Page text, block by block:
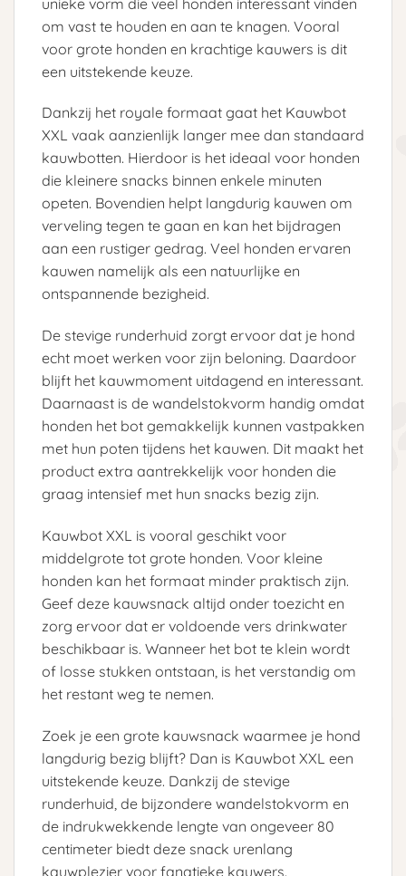
om vast te houden en aan te knagen. Vooral
voor grote honden en krachtige kauwers is dit
een uitstekende keuze.
Dankzij het royale formaat gaat het Kauwbot
XXL vaak aanzienlijk langer mee dan standaard
kauwbotten. Hierdoor is het ideaal voor honden
die kleinere snacks binnen enkele minuten
opeten. Bovendien helpt langdurig kauwen om
verveling tegen te gaan en kan het bijdragen
aan een rustiger gedrag. Veel honden ervaren
kauwen namelijk als een natuurlijke en
ontspannende bezigheid.
De stevige runderhuid zorgt ervoor dat je hond
echt moet werken voor zijn beloning. Daardoor
blijft het kauwmoment uitdagend en interessant.
Daarnaast is de wandelstokvorm handig omdat
honden het bot gemakkelijk kunnen vastpakken
met hun poten tijdens het kauwen. Dit maakt het
product extra aantrekkelijk voor honden die
graag intensief met hun snacks bezig zijn.
Kauwbot XXL is vooral geschikt voor
middelgrote tot grote honden. Voor kleine
honden kan het formaat minder praktisch zijn.
Geef deze kauwsnack altijd onder toezicht en
zorg ervoor dat er voldoende vers drinkwater
beschikbaar is. Wanneer het bot te klein wordt
of losse stukken ontstaan, is het verstandig om
het restant weg te nemen.
Zoek je een grote kauwsnack waarmee je hond
langdurig bezig blijft? Dan is Kauwbot XXL een
uitstekende keuze. Dankzij de stevige
runderhuid, de bijzondere wandelstokvorm en
de indrukwekkende lengte van ongeveer 80
centimeter biedt deze snack urenlang
kauwplezier voor fanatieke kauwers.